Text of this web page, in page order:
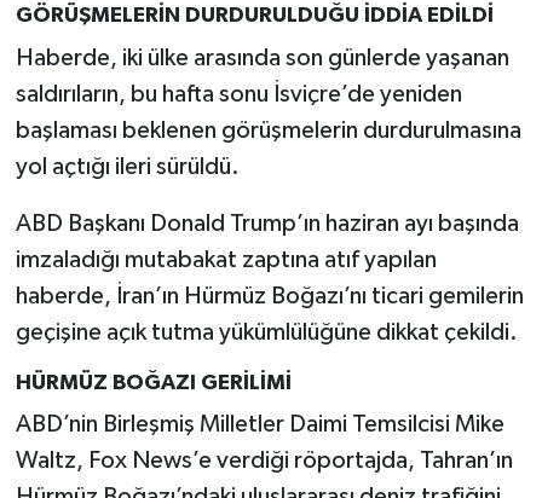
GÖRÜŞMELERİN DURDURULDUĞU İDDİA EDİLDİ
Haberde, iki ülke arasında son günlerde yaşanan
saldırıların, bu hafta sonu İsviçre’de yeniden
başlaması beklenen görüşmelerin durdurulmasına
yol açtığı ileri sürüldü.
ABD Başkanı Donald Trump’ın haziran ayı başında
imzaladığı mutabakat zaptına atıf yapılan
haberde, İran’ın Hürmüz Boğazı’nı ticari gemilerin
geçişine açık tutma yükümlülüğüne dikkat çekildi.
HÜRMÜZ BOĞAZI GERİLİMİ
ABD’nin Birleşmiş Milletler Daimi Temsilcisi Mike
Waltz, Fox News’e verdiği röportajda, Tahran’ın